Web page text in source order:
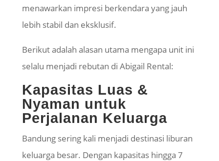
menawarkan impresi berkendara yang jauh
lebih stabil dan eksklusif.
Berikut adalah alasan utama mengapa unit ini
selalu menjadi rebutan di Abigail Rental:
Kapasitas Luas &
Nyaman untuk
Perjalanan Keluarga
Bandung sering kali menjadi destinasi liburan
keluarga besar. Dengan kapasitas hingga 7